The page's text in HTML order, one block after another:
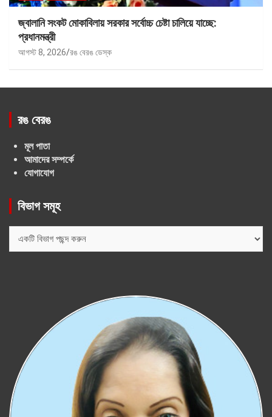
জ্বালানি সংকট মোকাবিলায় সরকার সর্বোচ্চ চেষ্টা চালিয়ে যাচ্ছে:
প্রধানমন্ত্রী
আগস্ট 8, 2026 রঙ বেরঙ ডেস্ক
রঙ বেরঙ
মূল পাতা
আমাদের সম্পর্কে
যোগাযোগ
বিভাগ সমূহ